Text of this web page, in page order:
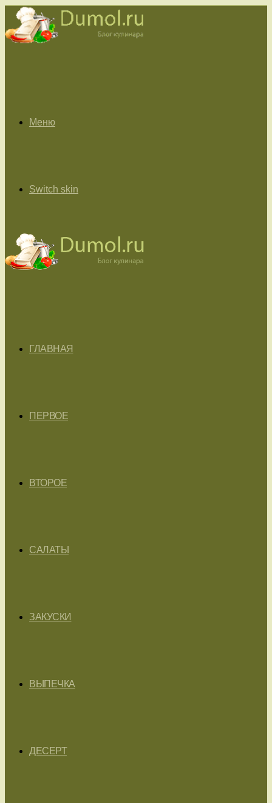
Меню
Switch skin
ГЛАВНАЯ
ПЕРВОЕ
ВТОРОЕ
САЛАТЫ
ЗАКУСКИ
ВЫПЕЧКА
ДЕСЕРТ